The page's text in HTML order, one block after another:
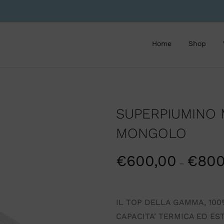
Home Shop
MONGOLO
€600,00 – €
IL TOP DELLA GAMMA,
CAPACITA’ TERMICA ED